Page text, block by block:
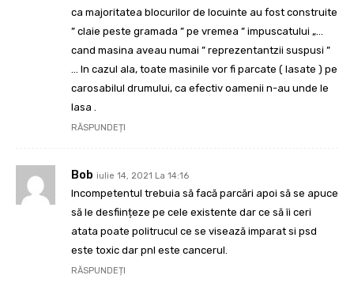
ca majoritatea blocurilor de locuinte au fost construite
” claie peste gramada ” pe vremea ” impuscatului „…
cand masina aveau numai ” reprezentantzii suspusi ”
… In cazul ala, toate masinile vor fi parcate ( lasate ) pe
carosabilul drumului, ca efectiv oamenii n-au unde le
lasa .
RĂSPUNDEȚI
Bob iulie 14, 2021 La 14:16
Incompetentul trebuia să facă parcări apoi să se apuce
să le desființeze pe cele existente dar ce să îi ceri
atata poate politrucul ce se visează imparat si psd
este toxic dar pnl este cancerul.
RĂSPUNDEȚI